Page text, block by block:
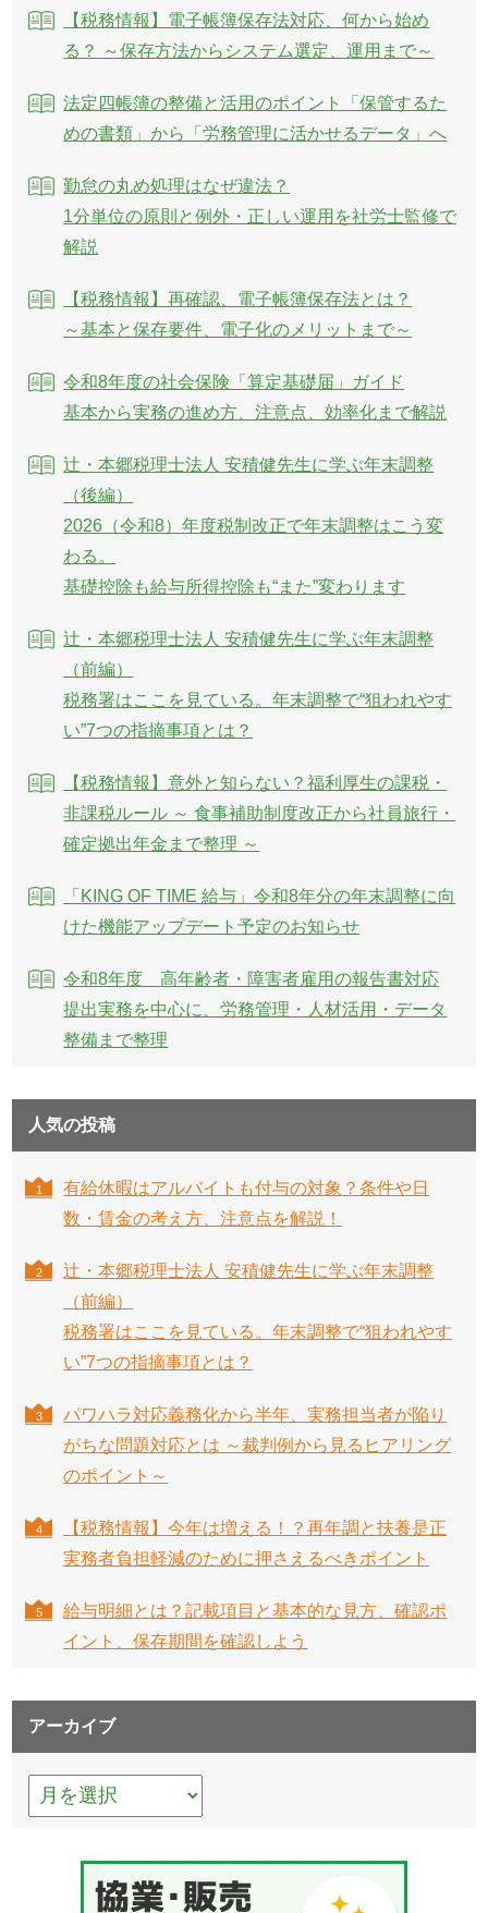
【税務情報】電子帳簿保存法対応、何から始め
る？ ～保存方法からシステム選定、運用まで～
法定四帳簿の整備と活用のポイント「保管するた
めの書類」から「労務管理に活かせるデータ」へ
勤怠の丸め処理はなぜ違法？
1分単位の原則と例外・正しい運用を社労士監修で
解説
【税務情報】再確認、電子帳簿保存法とは？
～基本と保存要件、電子化のメリットまで～
令和8年度の社会保険「算定基礎届」ガイド
基本から実務の進め方、注意点、効率化まで解説
辻・本郷税理士法人 安積健先生に学ぶ年末調整
（後編）
2026（令和8）年度税制改正で年末調整はこう変
わる。
基礎控除も給与所得控除も“また”変わります
辻・本郷税理士法人 安積健先生に学ぶ年末調整
（前編）
税務署はここを見ている。年末調整で“狙われやす
い”7つの指摘事項とは？
【税務情報】意外と知らない？福利厚生の課税・
非課税ルール ～ 食事補助制度改正から社員旅行・
確定拠出年金まで整理 ～
「KING OF TIME 給与」令和8年分の年末調整に向
けた機能アップデート予定のお知らせ
令和8年度 高年齢者・障害者雇用の報告書対応
提出実務を中心に、労務管理・人材活用・データ
整備まで整理
人気の投稿
有給休暇はアルバイトも付与の対象？条件や日
数・賃金の考え方、注意点を解説！
辻・本郷税理士法人 安積健先生に学ぶ年末調整
（前編）
税務署はここを見ている。年末調整で“狙われやす
い”7つの指摘事項とは？
パワハラ対応義務化から半年、実務担当者が陥り
がちな問題対応とは ～裁判例から見るヒアリング
のポイント～
【税務情報】今年は増える！？再年調と扶養是正
実務者負担軽減のために押さえるべきポイント
給与明細とは？記載項目と基本的な見方、確認ポ
イント、保存期間を確認しよう
アーカイブ